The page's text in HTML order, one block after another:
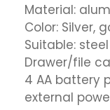
Material:
Color: Silver,
Suitable:
Drawer/file
4 AA battery
external